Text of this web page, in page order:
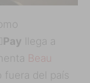
Pay llega a
Beau
fuera del país